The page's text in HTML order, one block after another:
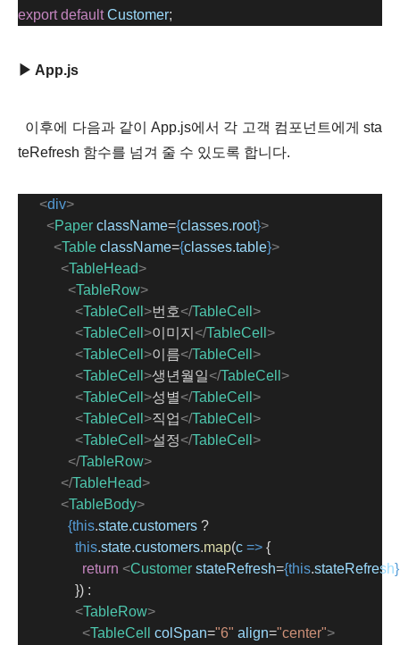
export default Customer;
▶ App.js
이후에 다음과 같이 App.js에서 각 고객 컴포넌트에게 sta
teRefresh 함수를 넘겨 줄 수 있도록 합니다.
<div>
<Paper className={classes.root}>
<Table className={classes.table}>
<TableHead>
<TableRow>
<TableCell >번호</TableCell >
<TableCell >이미지 </TableCell >
<TableCell >이름</TableCell >
<TableCell >생년월일</TableCell >
<TableCell >성별</TableCell >
<TableCell >직업</TableCell >
<TableCell >설정</TableCell >
</TableRow>
</TableHead>
<TableBody>
{this.state.customers ?
this.state.customers.map(c => {
return <Customer stateRefresh={this.stateRefresh}
                }) :
<TableRow>
<TableCell colSpan="6" align="center">